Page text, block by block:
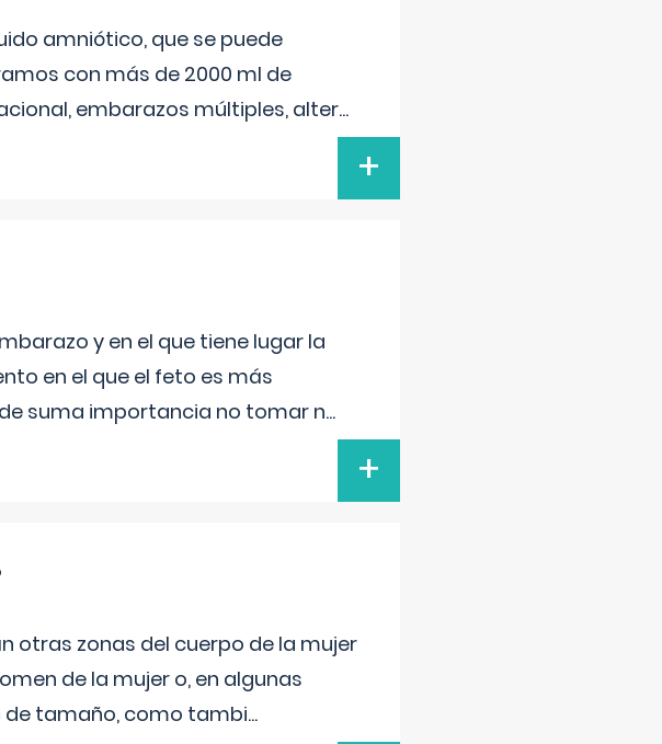
amniótico, que se puede
con más de 2000 ml de
embarazos múltiples, alter...
+
y en el que tiene lugar la
en el que el feto es más
suma importancia no tomar n...
+
otras zonas del cuerpo de la mujer
de la mujer o, en algunas
de tamaño, como tambi...